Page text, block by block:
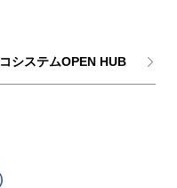
システムOPEN HUB